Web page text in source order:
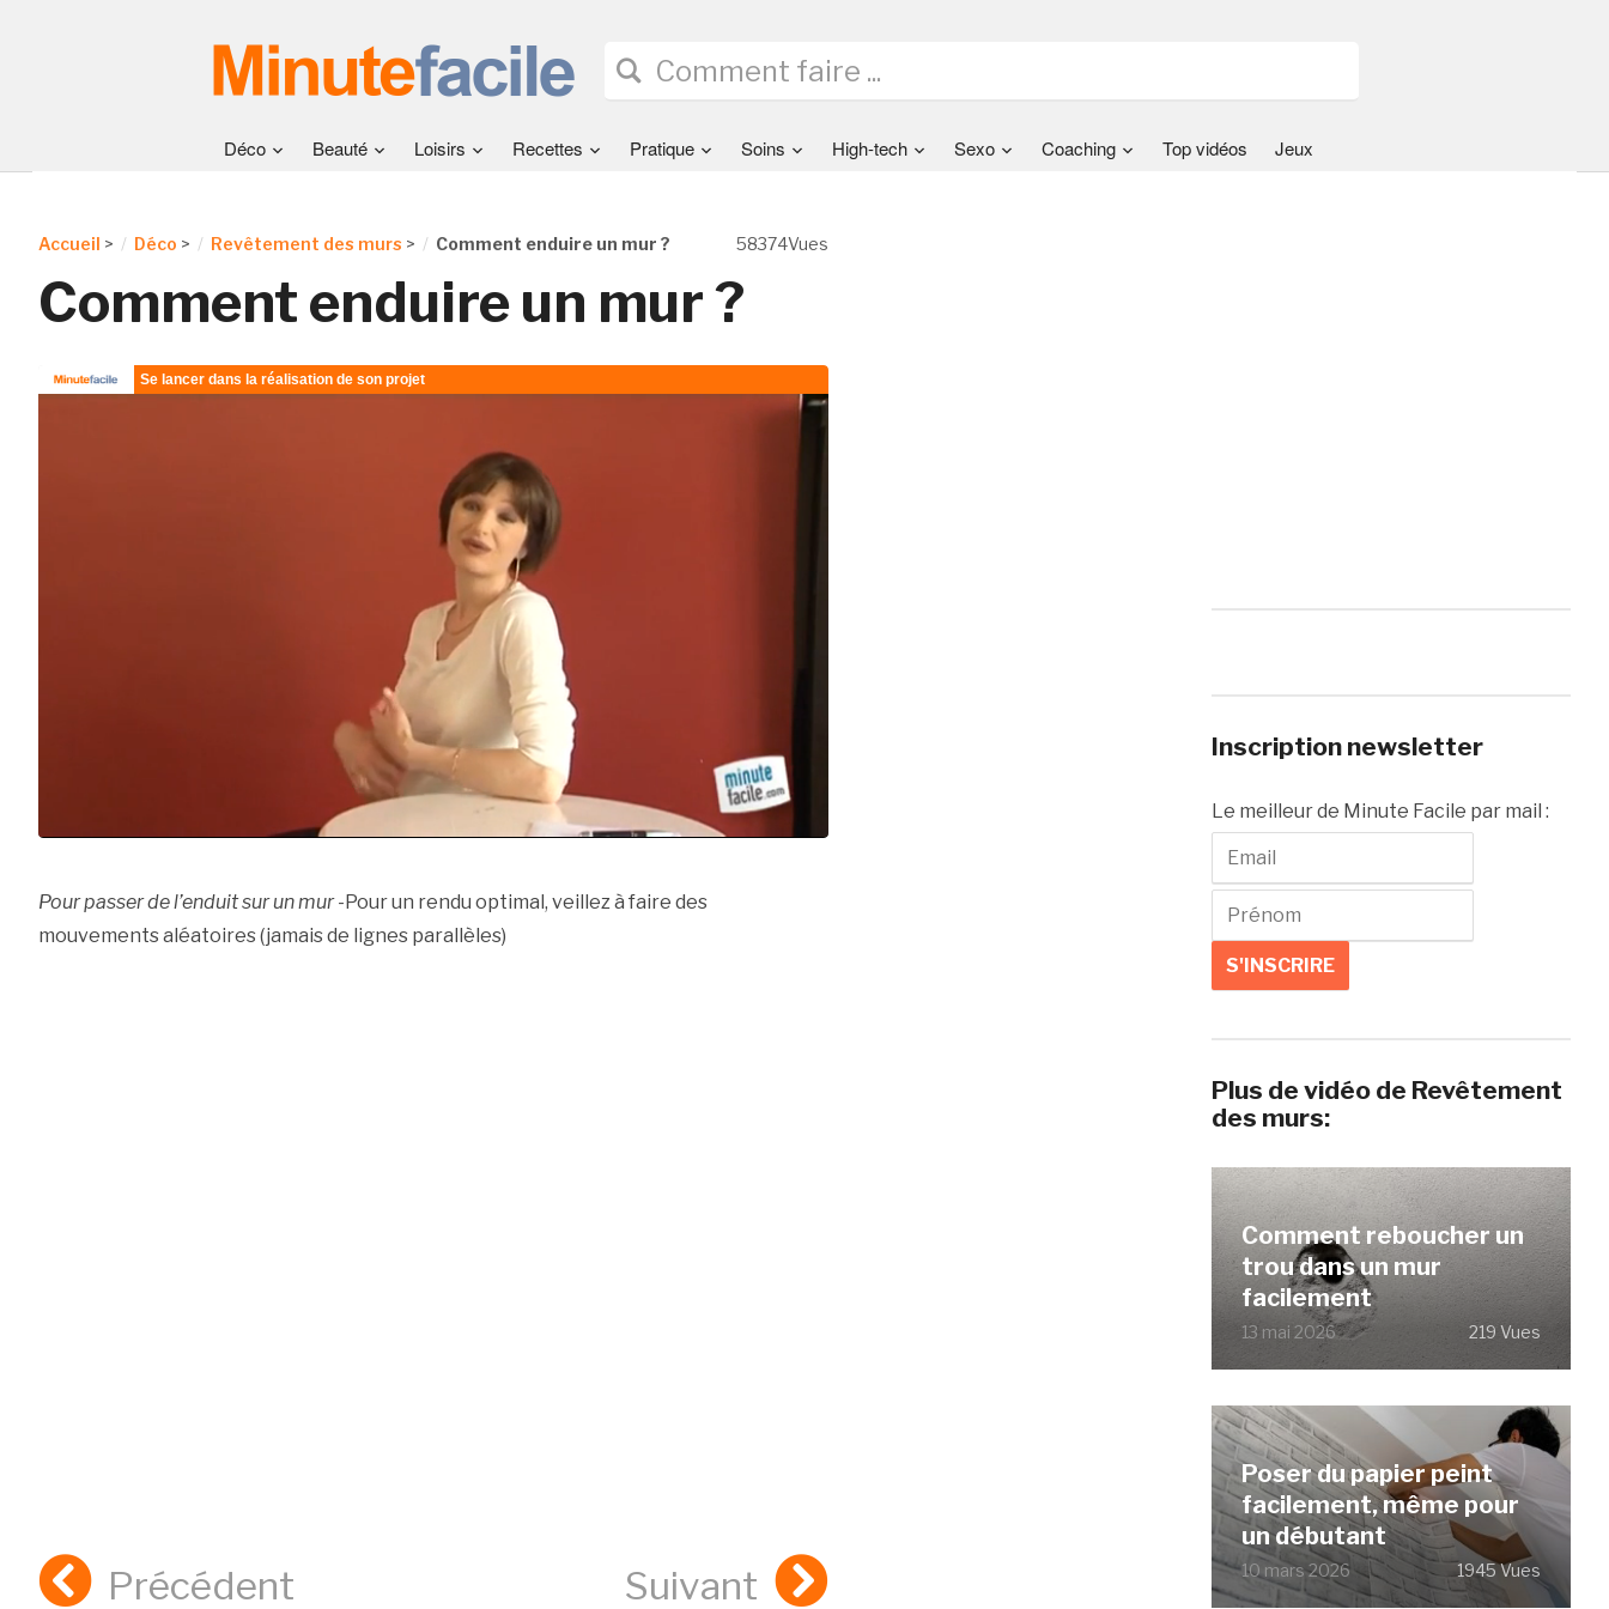
Déco Beauté Loisirs Recettes Pratique Soins High-tech Sexo Coaching Top vidéos Jeux
58374Vues
Accueil > Déco > Revêtement des murs > Comment enduire un mur ?
Comment enduire un mur ?
Pour passer de l’enduit sur un mur-Pour un rendu optimal, veillez à faire des
mouvements aléatoires (jamais de lignes parallèles)
Précédent Suivant
Inscription newsletter
Le meilleur de Minute Facile par mail :
Plus de vidéo de Revêtement
des murs:
Comment reboucher un
trou dans un mur
facilement
13 mai 2026 219 Vues
Poser du papier peint
facilement, même pour
un débutant
10 mars 2026 1945 Vues